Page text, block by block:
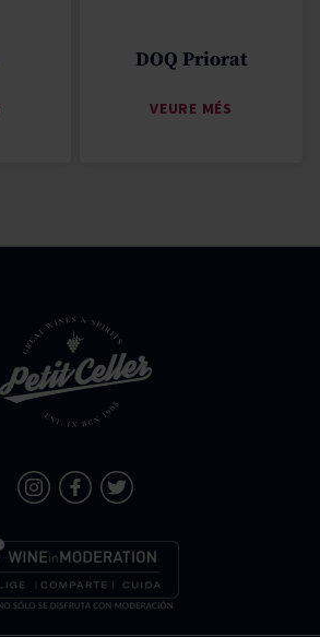
DOQ Priorat
VEURE MÉS